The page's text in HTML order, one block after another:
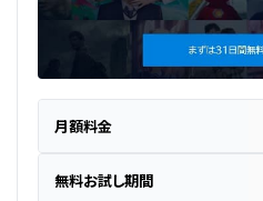
月額料金
無料お試し期間